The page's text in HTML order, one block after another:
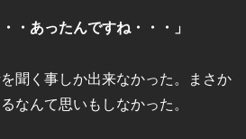
・あったんですね・・・」
聞く事しか出来なかった。まさか
なんて思いもしなかった。